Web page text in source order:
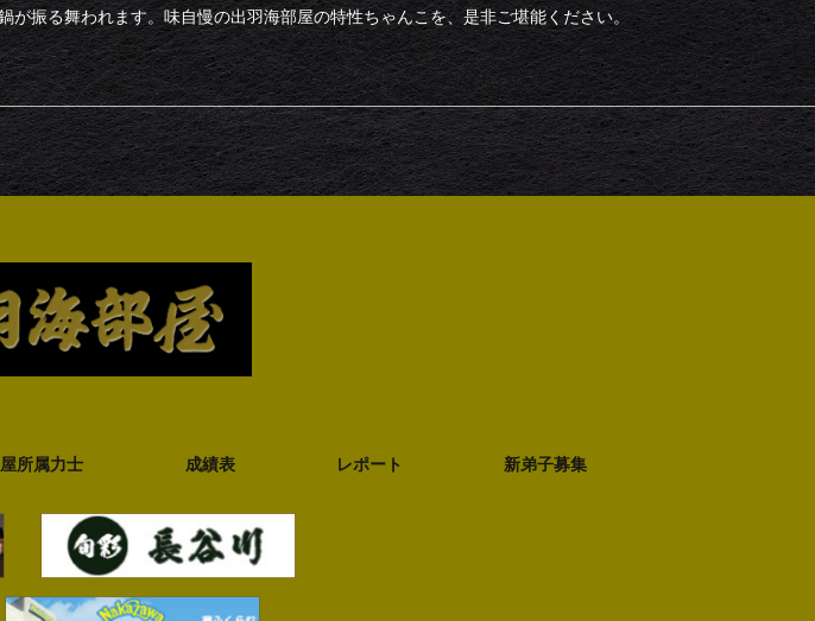
振る舞われます。味自慢の出羽海部屋の特性ちゃんこを、是非ご堪能ください。
所属力士 成績表 レポート 新弟子募集